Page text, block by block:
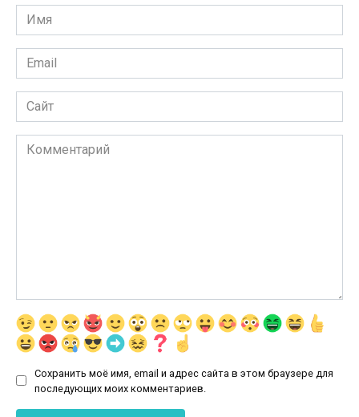
Имя
*
Email
*
Сайт
Комментарий
Сохранить моё имя, email и адрес сайта в этом браузере для
последующих моих комментариев.